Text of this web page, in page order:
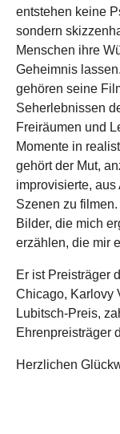
entstehen keine
sondern
Menschen ihre
Geheimnis
gehören seine
Seherlebnissen
Freiräumen und
Momente in
gehört der Mut,
improvisierte,
Szenen zu
Bilder, die mich
erzählen, die mir
Er ist Preisträger
Chicago, Karlovy
Lubitsch-Preis,
Ehrenpreisträger
Herzlichen